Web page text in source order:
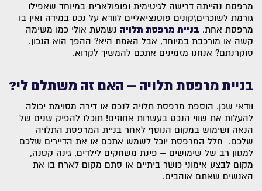
מרפסת נהייתה דרישה לגיטימית ופופולארית במיוחד שאפילו
גורמת לשוכרים\קונים פוטנציאליים לוודא על נכס במידה ואין בו
מרפסת אחת. בניית מרפסת תלויה נשמעת אולי כמו משימה
קשה או מורכבת במיוחד, אבל האמת היא? ההפך הוא הנכון.
סוקרנתם? אנחנו מזמינים אתכם להמשיך לקרוא.
בניית מרפסת תלויה – האם זה משתלם לי?
וודאי שכן. הוספת מרפסת תלויה לנכס או דירה מסוימת יכולה
להעלות את שווי הנכס בעשרות אחוזים! תוכלו להפיק שנים של
הנאה ושימוש במקום הנוסף לאחר בניית המרפסת התלויה
שלכם. חלל המרפסת יוכל לשמש אתכם או את הדיירים שלכם
למגוון רב של שימושים – פינת משחקים לילדים, גינה קטנה,
מקום לבצע אימוני כושר ביתיים או סתם מקום לארח בו את
האנשים שאתם אוהבים.